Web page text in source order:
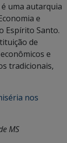
uma autarquia
e
Espírito Santo.
de
e
tradicionais,
nos
MS